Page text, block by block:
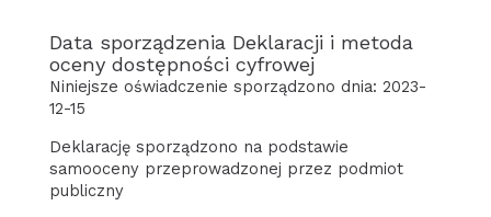
Data sporządzenia Deklaracji i metoda
oceny dostępności cyfrowej
Niniejsze oświadczenie sporządzono dnia: 2023-
12-15
Deklarację sporządzono na podstawie
samooceny przeprowadzonej przez podmiot
publiczny